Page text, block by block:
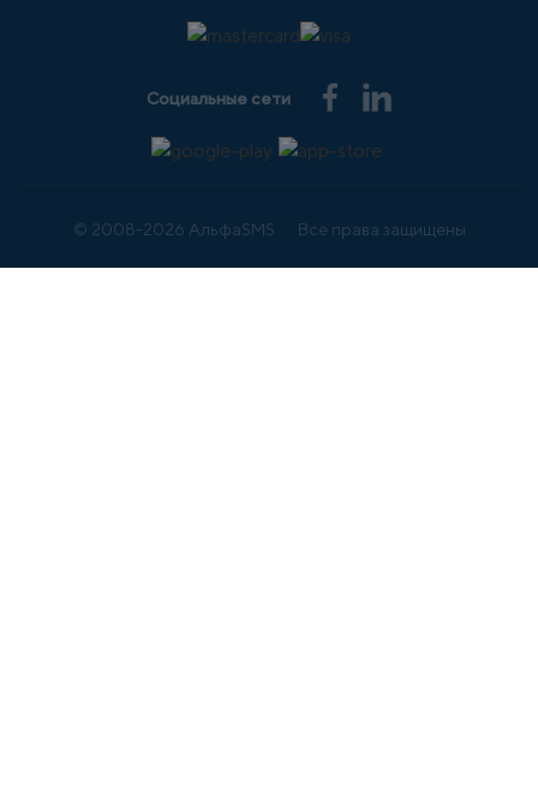
Социальные сети
© 2008-2026 АльфаSMS Все права защищены